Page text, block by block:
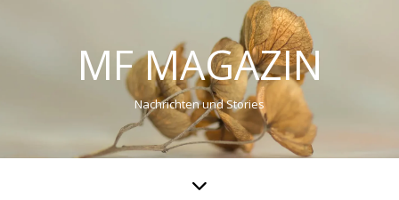
MF MAGAZIN
Nachrichten und Stories